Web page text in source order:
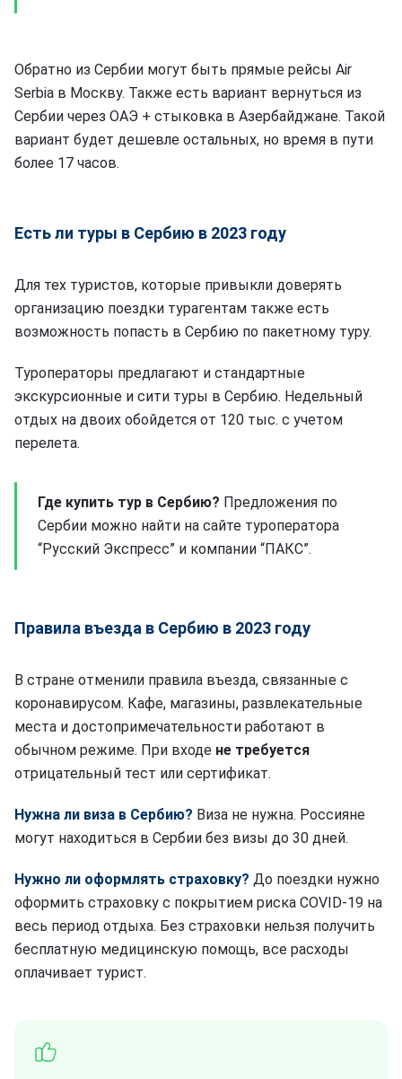
Обратно из Сербии могут быть прямые рейсы Air
Serbia в Москву. Также есть вариант вернуться из
Сербии через ОАЭ + стыковка в Азербайджане. Такой
вариант будет дешевле остальных, но время в пути
более 17 часов.
Есть ли туры в Сербию в 2023 году
Для тех туристов, которые привыкли доверять
организацию поездки турагентам также есть
возможность попасть в Сербию по пакетному туру.
Туроператоры предлагают и стандартные
экскурсионные и сити туры в Сербию. Недельный
отдых на двоих обойдется от 120 тыс. с учетом
перелета.
Где купить тур в Сербию? Предложения по
Сербии можно найти на сайте туроператора
“Русский Экспресс” и компании “ПАКС”.
Правила въезда в Сербию в 2023 году
В стране отменили правила въезда, связанные с
коронавирусом. Кафе, магазины, развлекательные
места и достопримечательности работают в
обычном режиме. При входе не требуется
отрицательный тест или сертификат.
Нужна ли виза в Сербию? Виза не нужна. Россияне
могут находиться в Сербии без визы до 30 дней.
Нужно ли оформлять страховку? До поездки нужно
оформить страховку с покрытием риска COVID-19 на
весь период отдыха. Без страховки нельзя получить
бесплатную медицинскую помощь, все расходы
оплачивает турист.